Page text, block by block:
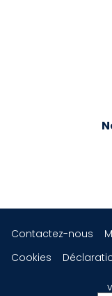
Contactez-nous
Cookies